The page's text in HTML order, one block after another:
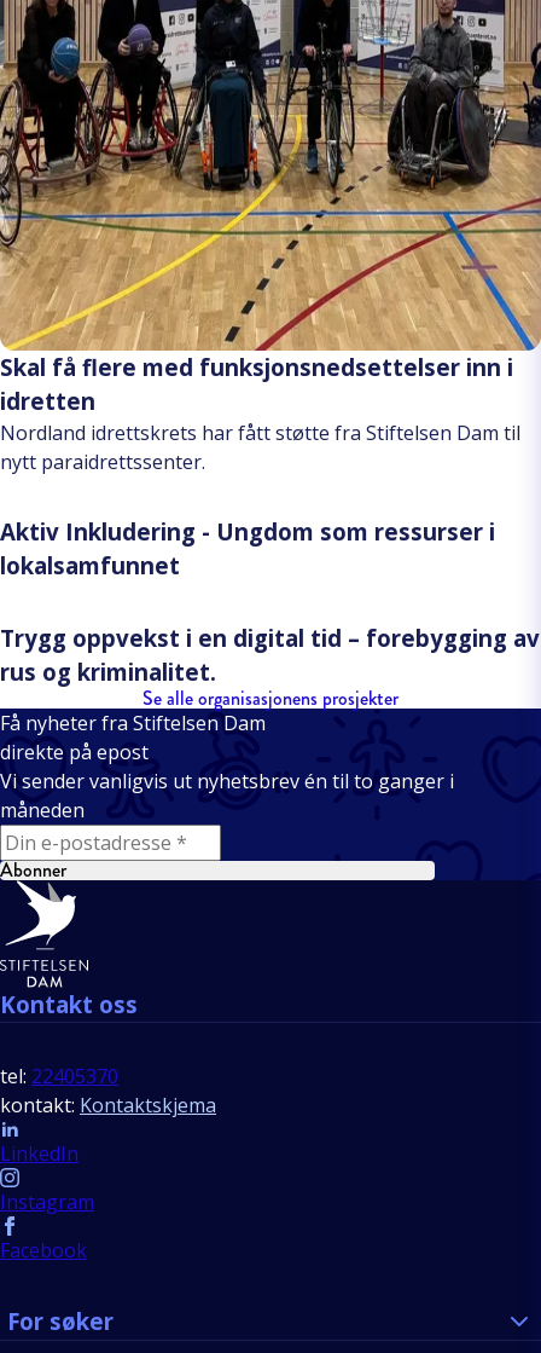
Skal få flere med funksjonsnedsettelser inn i
idretten
Nordland idrettskrets har fått støtte fra Stiftelsen Dam til
nytt paraidrettssenter.
Aktiv Inkludering - Ungdom som ressurser i
lokalsamfunnet
Trygg oppvekst i en digital tid – forebygging av
rus og kriminalitet.
Se alle organisasjonens prosjekter
Få nyheter fra Stiftelsen Dam
direkte på epost
Vi sender vanligvis ut nyhetsbrev én til to ganger i
måneden
E-mail
Abonner
Bunntekst
Kontakt oss
tel: 22405370
kontakt: Kontaktskjema
Follow us
LinkedIn
Instagram
Facebook
For søker